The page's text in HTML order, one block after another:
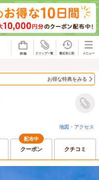
お得な特典をみる
地図・アクセス
配布中
クーポン クチコミ